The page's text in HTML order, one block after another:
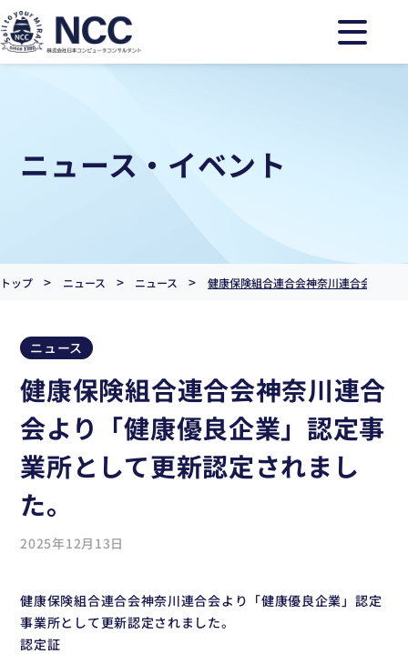
ニュース・イベント
トップ > ニュース > ニュース > 健康保険組合連合会神奈川連合会より
ニュース
健康保険組合連合会神奈川連合
会より「健康優良企業」認定事
業所として更新認定されまし
た。
2025年12月13日
健康保険組合連合会神奈川連合会より「健康優良企業」認定
事業所として更新認定されました。
認定証